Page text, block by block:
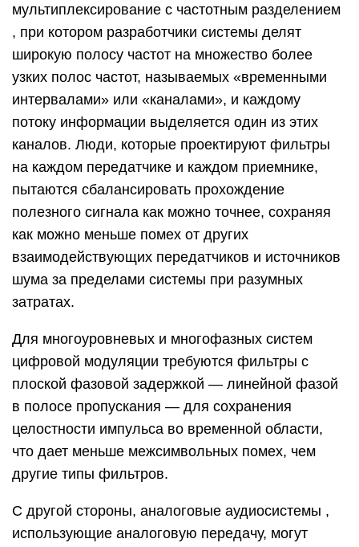
мультиплексирование с частотным разделением
, при котором разработчики системы делят
широкую полосу частот на множество более
узких полос частот, называемых «временными
интервалами» или «каналами», и каждому
потоку информации выделяется один из этих
каналов. Люди, которые проектируют фильтры
на каждом передатчике и каждом приемнике,
пытаются сбалансировать прохождение
полезного сигнала как можно точнее, сохраняя
как можно меньше помех от других
взаимодействующих передатчиков и источников
шума за пределами системы при разумных
затратах.
Для многоуровневых и многофазных систем
цифровой модуляции требуются фильтры с
плоской фазовой задержкой — линейной фазой
в полосе пропускания — для сохранения
целостности импульса во временной области,
что дает меньше межсимвольных помех, чем
другие типы фильтров.
С другой стороны, аналоговые аудиосистемы ,
использующие аналоговую передачу, могут